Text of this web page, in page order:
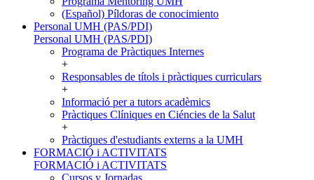
(Español) Píldoras de conocimiento
Personal UMH (PAS/PDI)
Personal UMH (PAS/PDI)
Programa de Pràctiques Internes
+
Responsables de títols i pràctiques curriculars
+
Informació per a tutors acadèmics
Pràctiques Clíniques en Ciéncies de la Salut
+
Pràctiques d'estudiants externs a la UMH
FORMACIÓ i ACTIVITATS
FORMACIÓ i ACTIVITATS
Cursos y Jornadas